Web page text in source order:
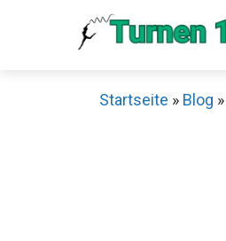
Startseite » Blog »